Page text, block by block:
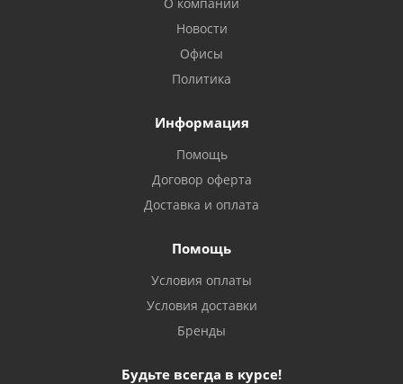
Новости
Офисы
Политика
Информация
Помощь
Договор оферта
Доставка и оплата
Помощь
Условия оплаты
Условия доставки
Бренды
Будьте всегда в курсе!